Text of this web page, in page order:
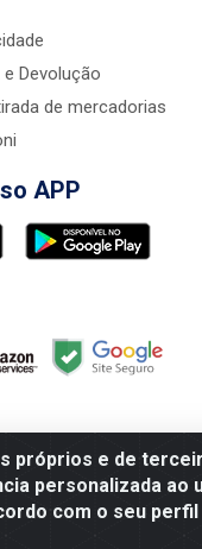
próprios e de
personalizada ao
com o seu
Devolução
de mercadorias
APP
de Material de